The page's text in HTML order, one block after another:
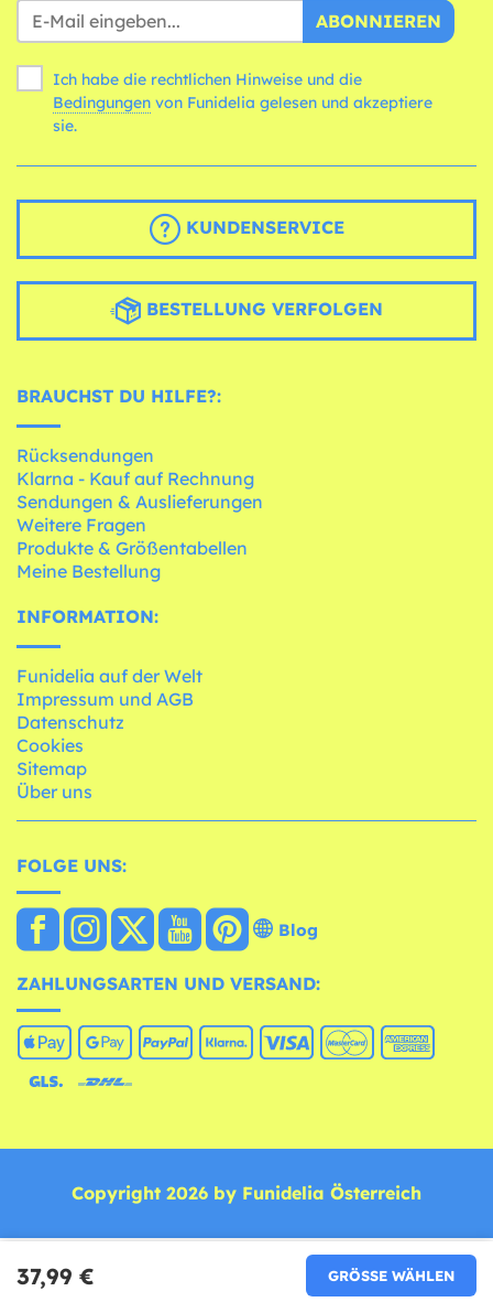
37,99 € GRÖSSE WÄHLEN
ABONNIEREN
Ich habe die rechtlichen Hinweise und die
Bedingungen
sie.
KUNDENSERVICE
BESTELLUNG VERFOLGEN
BRAUCHST DU HILFE?:
Rücksendungen
Klarna - Kauf auf Rechnung
Sendungen & Auslieferungen
Weitere Fragen
Produkte & Größentabellen
Meine Bestellung
INFORMATION:
Funidelia auf der Welt
Impressum und AGB
Datenschutz
Cookies
Sitemap
Über uns
FOLGE UNS:
Blog
ZAHLUNGSARTEN UND VERSAND:
Copyright 2026 by Funidelia Österreich